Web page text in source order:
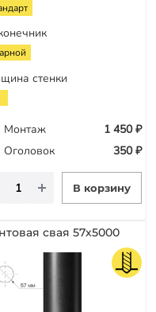
стенки
Монтаж
1 450 ₽
Оголовок
350 ₽
В корзину
свая 57х5000